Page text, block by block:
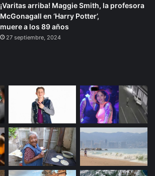
¡Varitas arriba! Maggie Smith, la profesora
McGonagall en ‘Harry Potter’,
muere a los 89 años
27 septiembre, 2024